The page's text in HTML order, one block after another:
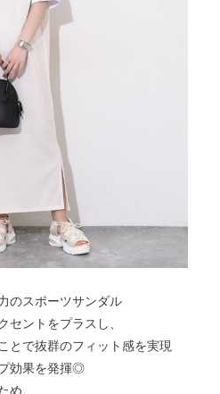
のスポーツサンダル
セントをプラスし、
とで抜群のフィット感を実現
効果を発揮◎
め、